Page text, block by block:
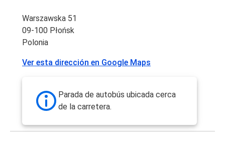
Warszawska 51
09-100 Płońsk
Polonia
Ver esta dirección en Google Maps
Parada de autobús ubicada cerca
de la carretera.